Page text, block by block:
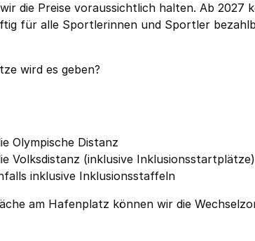
die Preise voraussichtlich halten. Ab
für alle Sportlerinnen und Sportler
wird es geben?
Olympische Distanz
Volksdistanz (inklusive Inklusionsstartplätze)
inklusive Inklusionsstaffeln
am Hafenplatz können wir die